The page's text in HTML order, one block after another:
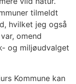
tilmeldt
hvilket jeg også
omend
og miljøudvalget
Kommune kan